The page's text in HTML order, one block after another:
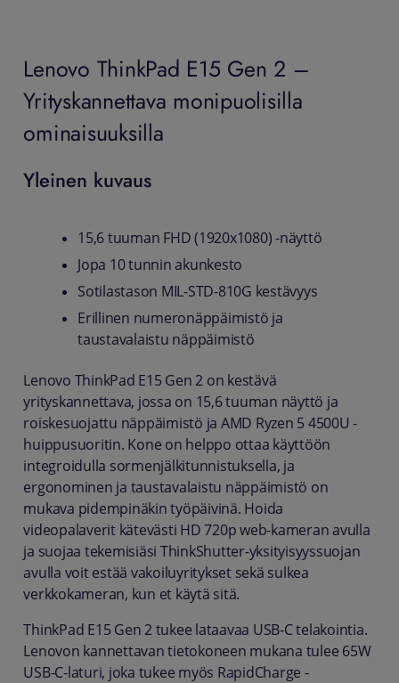
Lenovo ThinkPad E15 Gen 2 –
Yrityskannettava monipuolisilla
ominaisuuksilla
Yleinen kuvaus
15,6 tuuman FHD (1920x1080) -näyttö
Jopa 10 tunnin akunkesto
Sotilastason MIL-STD-810G kestävyys
Erillinen numeronäppäimistö ja
taustavalaistu näppäimistö
Lenovo ThinkPad E15 Gen 2 on kestävä
yrityskannettava, jossa on 15,6 tuuman näyttö ja
roiskesuojattu näppäimistö ja AMD Ryzen 5 4500U -
huippusuoritin. Kone on helppo ottaa käyttöön
integroidulla sormenjälkitunnistuksella, ja
ergonominen ja taustavalaistu näppäimistö on
mukava pidempinäkin työpäivinä. Hoida
videopalaverit kätevästi HD 720p web-kameran avulla
ja suojaa tekemisiäsi ThinkShutter-yksityisyyssuojan
avulla voit estää vakoiluyritykset sekä sulkea
verkkokameran, kun et käytä sitä.
ThinkPad E15 Gen 2 tukee lataavaa USB-C telakointia.
Lenovon kannettavan tietokoneen mukana tulee 65W
USB-C-laturi, joka tukee myös RapidCharge -